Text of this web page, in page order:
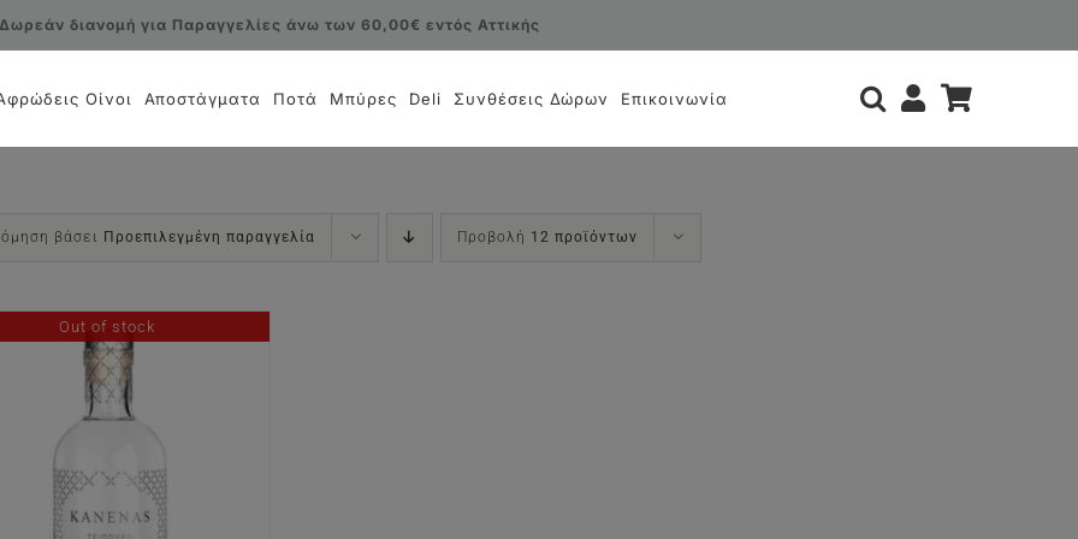
Δωρεάν διανομή για Παραγγελίες άνω των 60,00€ εντός Αττικής
Οίνοι Αποστάγματα Ποτά Μπύρες Deli Συνθέσεις Δώρων Επικοινωνία
βάσει Προεπιλεγμένη παραγγελία Προβολή 12 προϊόντων
Out of stock